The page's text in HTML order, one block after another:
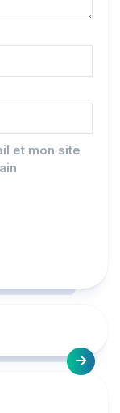
et mon site